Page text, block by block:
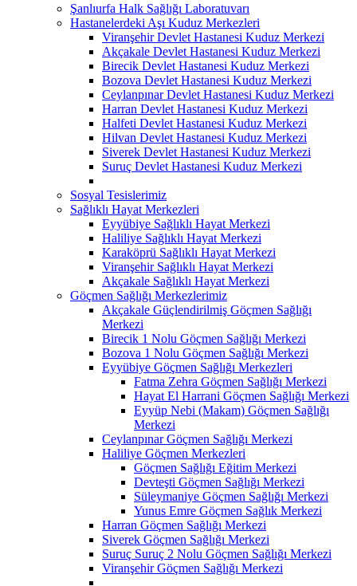
Şanlıurfa Halk Sağlığı Laboratuvarı
Hastanelerdeki Aşı Kuduz Merkezleri
Viranşehir Devlet Hastanesi Kuduz Merkezi
Akçakale Devlet Hastanesi Kuduz Merkezi
Birecik Devlet Hastanesi Kuduz Merkezi
Bozova Devlet Hastanesi Kuduz Merkezi
Ceylanpınar Devlet Hastanesi Kuduz Merkezi
Harran Devlet Hastanesi Kuduz Merkezi
Halfeti Devlet Hastanesi Kuduz Merkezi
Hilvan Devlet Hastanesi Kuduz Merkezi
Siverek Devlet Hastanesi Kuduz Merkezi
Suruç Devlet Hastanesi Kuduz Merkezi
Sosyal Tesislerimiz
Sağlıklı Hayat Merkezleri
Eyyübiye Sağlıklı Hayat Merkezi
Haliliye Sağlıklı Hayat Merkezi
Karaköprü Sağlıklı Hayat Merkezi
Viranşehir Sağlıklı Hayat Merkezi
Akçakale Sağlıklı Hayat Merkezi
Göçmen Sağlığı Merkezlerimiz
Akçakale Güçlendirilmiş Göçmen Sağlığı
Merkezi
Birecik 1 Nolu Göçmen Sağlığı Merkezi
Bozova 1 Nolu Göçmen Sağlığı Merkezi
Eyyübiye Göçmen Sağlığı Merkezleri
Fatma Zehra Göçmen Sağlığı Merkezi
Hayat El Harrani Göçmen Sağlığı Merkezi
Eyyüp Nebi (Makam) Göçmen Sağlığı
Merkezi
Ceylanpınar Göçmen Sağlığı Merkezi
Haliliye Göçmen Merkezleri
Göçmen Sağlığı Eğitim Merkezi
Devteşti Göçmen Sağlığı Merkezi
Süleymaniye Göçmen Sağlığı Merkezi
Yunus Emre Göçmen Sağlık Merkezi
Harran Göçmen Sağlığı Merkezi
Siverek Göçmen Sağlığı Merkezi
Suruç Suruç 2 Nolu Göçmen Sağlığı Merkezi
Viranşehir Göçmen Sağlığı Merkezi